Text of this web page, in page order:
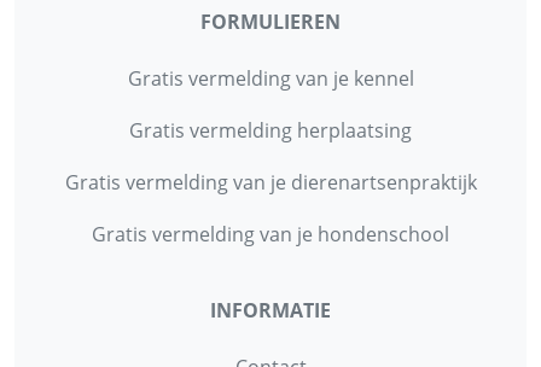
FORMULIEREN
Gratis vermelding van je kennel
Gratis vermelding herplaatsing
Gratis vermelding van je dierenartsenpraktijk
Gratis vermelding van je hondenschool
INFORMATIE